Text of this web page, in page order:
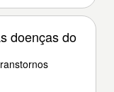
doenças do